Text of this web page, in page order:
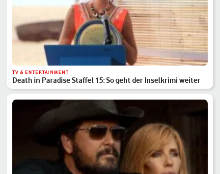
TV & ENTERTAINMENT
Death in Paradise Staffel 15: So geht der Inselkrimi weiter